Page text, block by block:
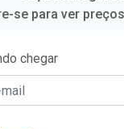
se para ver
chegar